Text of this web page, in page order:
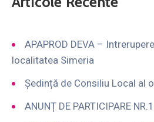
APAPROD DEVA –
localitatea Simeria
Ședință de Consiliu Local al
ANUNȚ DE PARTICIPARE